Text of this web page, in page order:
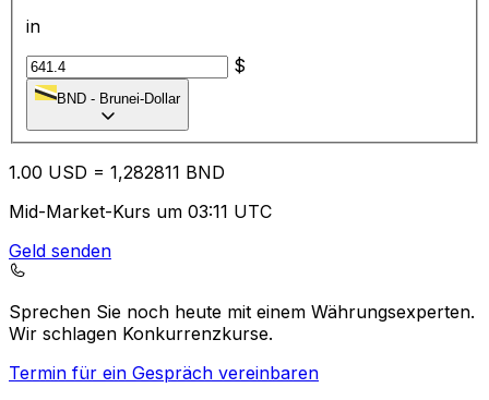
in
$
BND - Brunei-Dollar
1.00 USD = 1,282811 BND
Mid-Market-Kurs um 03:11 UTC
Geld senden
Sprechen Sie noch heute mit einem Währungsexperten.
Wir schlagen Konkurrenzkurse.
Termin für ein Gespräch vereinbaren